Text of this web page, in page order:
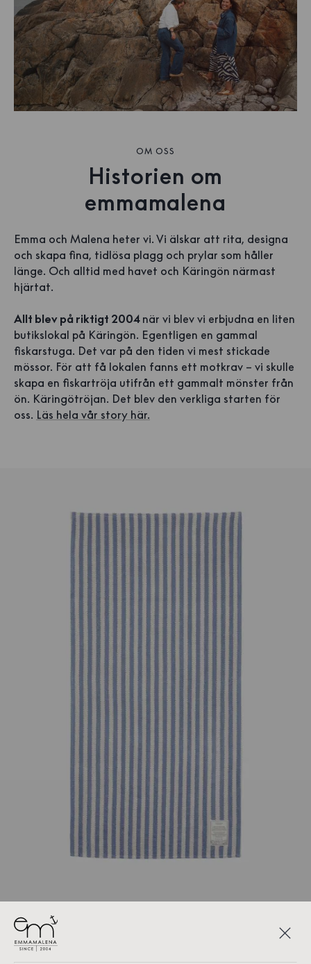
OM OSS
Historien om
emmamalena
Emma och Malena heter vi. Vi älskar att rita, designa
och skapa fina, tidlösa plagg och prylar som håller
länge. Och alltid med havet och Käringön närmast
hjärtat.
Allt blev på riktigt 2004 när vi blev vi erbjudna en liten
butikslokal på Käringön. Egentligen en gammal
fiskarstuga. Det var på den tiden vi mest stickade
mössor. För att få lokalen fanns ett motkrav – vi skulle
skapa en fiskartröja utifrån ett gammalt mönster från
ön. Käringötröjan. Det blev den verkliga starten för
oss. Läs hela vår story här.